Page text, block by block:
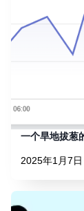
一个旱地拔葱
2025年1月7日